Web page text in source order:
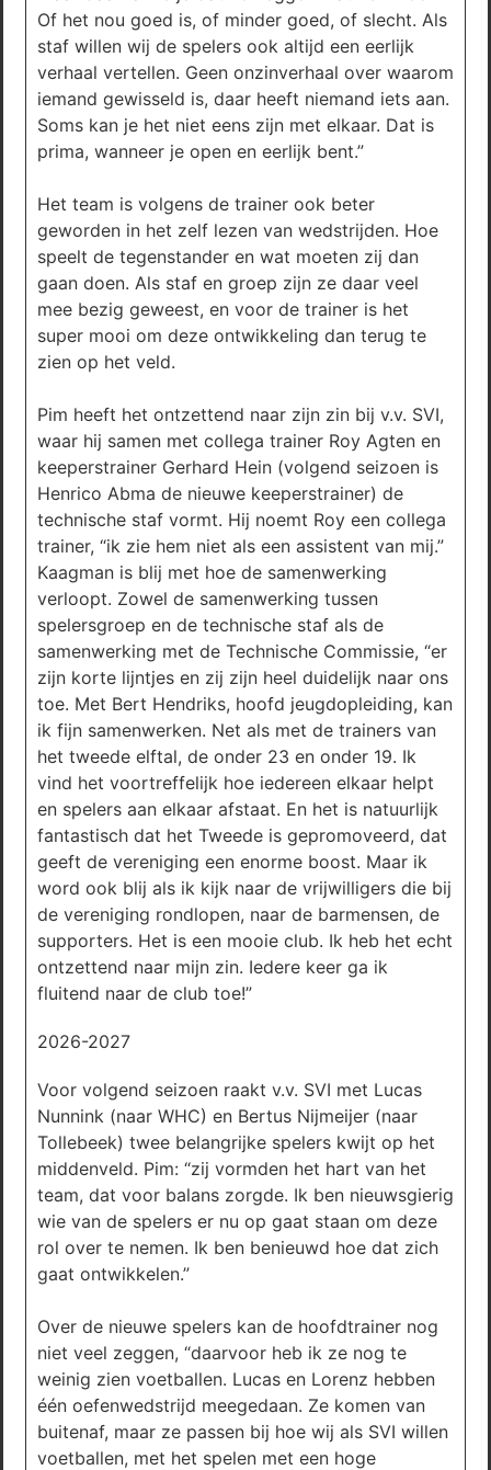
Of het nou goed is, of minder goed, of slecht. Als
staf willen wij de spelers ook altijd een eerlijk
verhaal vertellen. Geen onzinverhaal over waarom
iemand gewisseld is, daar heeft niemand iets aan.
Soms kan je het niet eens zijn met elkaar. Dat is
prima, wanneer je open en eerlijk bent.”
Het team is volgens de trainer ook beter
geworden in het zelf lezen van wedstrijden. Hoe
speelt de tegenstander en wat moeten zij dan
gaan doen. Als staf en groep zijn ze daar veel
mee bezig geweest, en voor de trainer is het
super mooi om deze ontwikkeling dan terug te
zien op het veld.
Pim heeft het ontzettend naar zijn zin bij v.v. SVI,
waar hij samen met collega trainer Roy Agten en
keeperstrainer Gerhard Hein (volgend seizoen is
Henrico Abma de nieuwe keeperstrainer) de
technische staf vormt. Hij noemt Roy een collega
trainer, “ik zie hem niet als een assistent van mij.”
Kaagman is blij met hoe de samenwerking
verloopt. Zowel de samenwerking tussen
spelersgroep en de technische staf als de
samenwerking met de Technische Commissie, “er
zijn korte lijntjes en zij zijn heel duidelijk naar ons
toe. Met Bert Hendriks, hoofd jeugdopleiding, kan
ik fijn samenwerken. Net als met de trainers van
het tweede elftal, de onder 23 en onder 19. Ik
vind het voortreffelijk hoe iedereen elkaar helpt
en spelers aan elkaar afstaat. En het is natuurlijk
fantastisch dat het Tweede is gepromoveerd, dat
geeft de vereniging een enorme boost. Maar ik
word ook blij als ik kijk naar de vrijwilligers die bij
de vereniging rondlopen, naar de barmensen, de
supporters. Het is een mooie club. Ik heb het echt
ontzettend naar mijn zin. Iedere keer ga ik
fluitend naar de club toe!”
2026-2027
Voor volgend seizoen raakt v.v. SVI met Lucas
Nunnink (naar WHC) en Bertus Nijmeijer (naar
Tollebeek) twee belangrijke spelers kwijt op het
middenveld. Pim: “zij vormden het hart van het
team, dat voor balans zorgde. Ik ben nieuwsgierig
wie van de spelers er nu op gaat staan om deze
rol over te nemen. Ik ben benieuwd hoe dat zich
gaat ontwikkelen.”
Over de nieuwe spelers kan de hoofdtrainer nog
niet veel zeggen, “daarvoor heb ik ze nog te
weinig zien voetballen. Lucas en Lorenz hebben
één oefenwedstrijd meegedaan. Ze komen van
buitenaf, maar ze passen bij hoe wij als SVI willen
voetballen, met het spelen met een hoge